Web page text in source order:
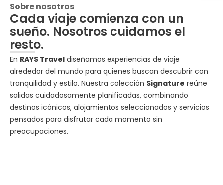
Sobre nosotros
Cada viaje comienza con un
sueño. Nosotros cuidamos el
resto.
En RAYS Travel diseñamos experiencias de viaje
alrededor del mundo para quienes buscan descubrir con
tranquilidad y estilo. Nuestra colección Signature reúne
salidas cuidadosamente planificadas, combinando
destinos icónicos, alojamientos seleccionados y servicios
pensados para disfrutar cada momento sin
preocupaciones.